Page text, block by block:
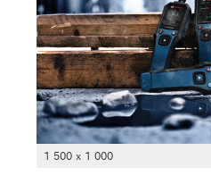
1 500 x 1 000